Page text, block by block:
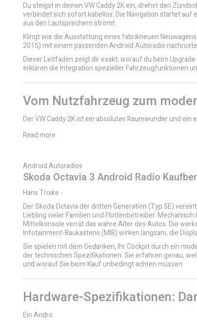
Du steigst in deinen VW Caddy 2K ein, drehst den
verbindet sich sofort kabellos. Die Navigation startet auf
aus den Lautsprechern strömt.
Klingt wie die Ausstattung eines fabrikneuen
2015) mit einem passenden Android Autoradio
Dieser Leitfaden zeigt dir exakt, worauf du beim
erklären die Integration spezieller Fahrzeugfunktionen
Vom Nutzfahrzeug zum
Der VW Caddy 2K ist ein absolutes Raumwunder und
Read more
Android Autoradios
Skoda Octavia 3 Android Radio
Hans Troike -
Der Skoda Octavia der dritten Generation (Typ 5E)
Liebling vieler Familien und Flottenbetreiber.
Mittelkonsole verrät das wahre Alter des Autos. Die
Infotainment-Baukastens (MIB) wirken langsam, die
Sie spielen mit dem Gedanken, Ihr Cockpit durch ein
der technischen Spezifikationen. Sie erfahren genau,
und worauf Sie beim Kauf unbedingt achten müssen.
Hardware-Spezifikationen:
Ein Andro